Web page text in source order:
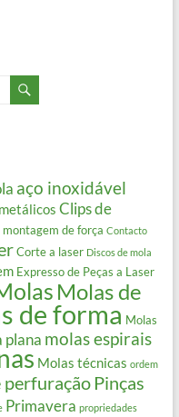
aço inoxidável
Clips de
de força Contacto
Corte a laser Discos de mola
Expresso de Peças a Laser
Molas de
de forma Molas
plana molas espirais
Molas técnicas ordem
perfuração Pinças
Primavera propriedades